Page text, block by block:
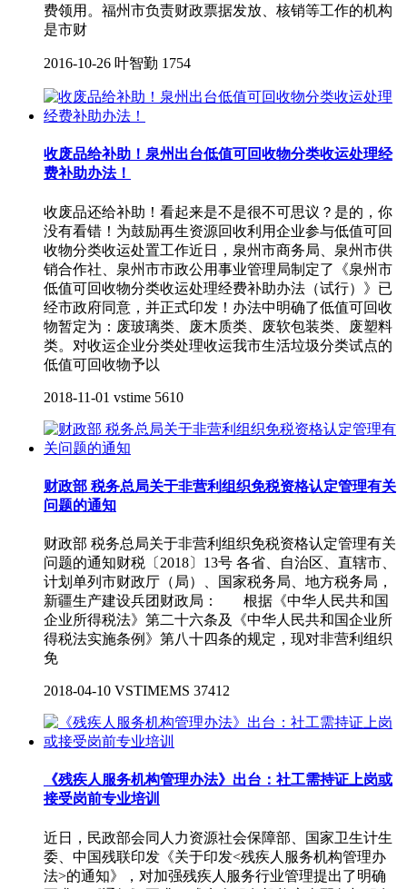
费领用。福州市负责财政票据发放、核销等工作的机构
是市财
2016-10-26 叶智勤 1754
收废品给补助！泉州出台低值可回收物分类收运处理经
费补助办法！
收废品还给补助！看起来是不是很不可思议？是的，你
没有看错！为鼓励再生资源回收利用企业参与低值可回
收物分类收运处置工作近日，泉州市商务局、泉州市供
销合作社、泉州市市政公用事业管理局制定了《泉州市
低值可回收物分类收运处理经费补助办法（试行）》已
经市政府同意，并正式印发！办法中明确了低值可回收
物暂定为：废玻璃类、废木质类、废软包装类、废塑料
类。对收运企业分类处理收运我市生活垃圾分类试点的
低值可回收物予以
2018-11-01 vstime 5610
财政部 税务总局关于非营利组织免税资格认定管理有关
问题的通知
财政部 税务总局关于非营利组织免税资格认定管理有关
问题的通知财税〔2018〕13号 各省、自治区、直辖市、
计划单列市财政厅（局）、国家税务局、地方税务局，
新疆生产建设兵团财政局： 根据《中华人民共和国
企业所得税法》第二十六条及《中华人民共和国企业所
得税法实施条例》第八十四条的规定，现对非营利组织
免
2018-04-10 VSTIMEMS 37412
《残疾人服务机构管理办法》出台：社工需持证上岗或
接受岗前专业培训
近日，民政部会同人力资源社会保障部、国家卫生计生
委、中国残联印发《关于印发<残疾人服务机构管理办
法>的通知》，对加强残疾人服务行业管理提出了明确